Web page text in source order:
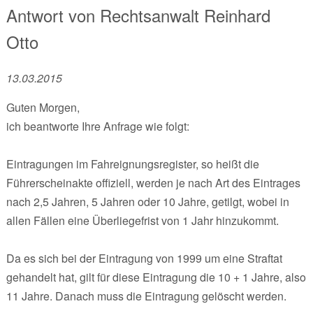
Antwort von Rechtsanwalt Reinhard
Otto
13.03.2015
Guten Morgen,
ich beantworte Ihre Anfrage wie folgt:
Eintragungen im Fahreignungsregister, so heißt die
Führerscheinakte offiziell, werden je nach Art des Eintrages
nach 2,5 Jahren, 5 Jahren oder 10 Jahre, getilgt, wobei in
allen Fällen eine Überliegefrist von 1 Jahr hinzukommt.
Da es sich bei der Eintragung von 1999 um eine Straftat
gehandelt hat, gilt für diese Eintragung die 10 + 1 Jahre, also
11 Jahre. Danach muss die Eintragung gelöscht werden.